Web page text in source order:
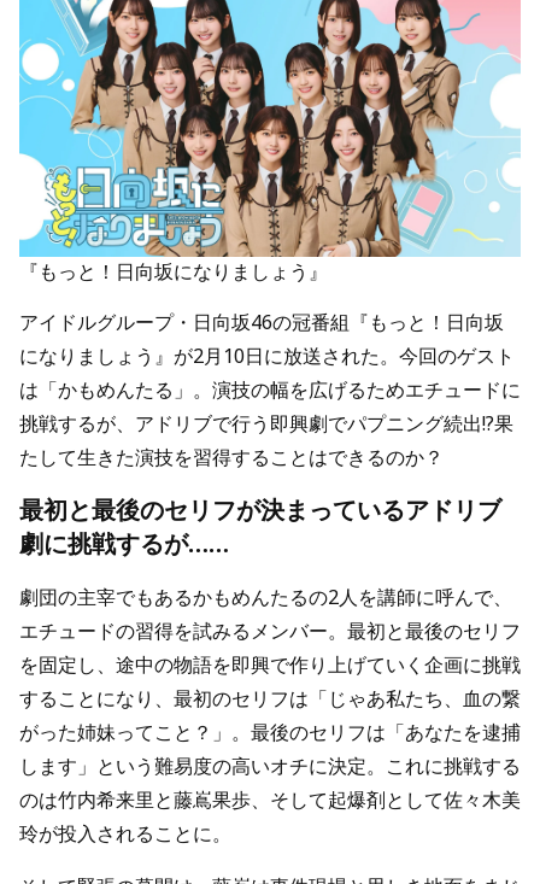
『もっと！日向坂になりましょう』
アイドルグループ・日向坂46の冠番組『もっと！日向坂
になりましょう』が2月10日に放送された。今回のゲスト
は「かもめんたる」。演技の幅を広げるためエチュードに
挑戦するが、アドリブで行う即興劇でパプニング続出!?果
たして生きた演技を習得することはできるのか？
最初と最後のセリフが決まっているアドリブ
劇に挑戦するが……
劇団の主宰でもあるかもめんたるの2人を講師に呼んで、
エチュードの習得を試みるメンバー。最初と最後のセリフ
を固定し、途中の物語を即興で作り上げていく企画に挑戦
することになり、最初のセリフは「じゃあ私たち、血の繋
がった姉妹ってこと？」。最後のセリフは「あなたを逮捕
します」という難易度の高いオチに決定。これに挑戦する
のは竹内希来里と藤嶌果歩、そして起爆剤として佐々木美
玲が投入されることに。